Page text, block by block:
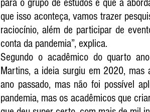
para o grupo de estudos é que a
que isso aconteça, vamos trazer
raciocínio, além de participar de
conta da pandemia”, explica.
Segundo o acadêmico do quarto
Martins, a ideia surgiu em 2020, mas
ano passado, mas não foi possível
pandemia, mas os acadêmicos que